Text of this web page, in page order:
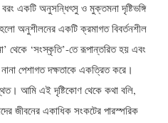
একটি অনুসন্ধিৎসু ও মুক্তমনা দৃষ্টিভঙ্গি
অনুশীলনের একটি ক্রমাগত বিবর্তনশীল
থেকে ‘সংস্কৃতি’-তে রূপান্তরিত হয় এবং
পেশাগত দক্ষতাকে একত্রিত করে।
আমি এই দৃষ্টিকোণ থেকে কথা বলি,
জীবনের একাধিক সংকটের পারস্পরিক